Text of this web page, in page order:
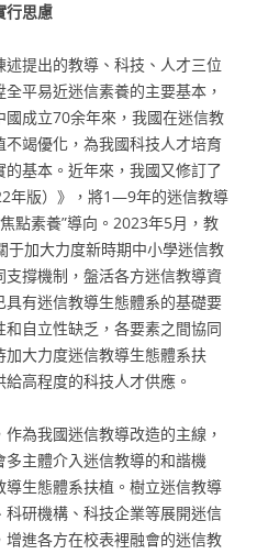
行思慮
提出的教導、科技、人才三位
平易近迷信素養的主要基本，
成立70余年來，我國在迷信教
竭優化，為我國科技人才培育
基本。近年來，我國又修訂了
年版）》，將1—9年的迷信教導
點素養”導向。2023年5月，教
于加大力度新時期中小學迷信教
撐機制，盤活各方迷信教導資
有迷信教導生態體系的基礎要
自立性缺乏，各要素之間協同
大力度迷信教導生態體系扶
高程度的科技人才供應。
為我國迷信教導改造的主線，
主體介入迷信教導的和諧機
生態體系扶植。樹立迷信教導
研機構、科技企業等展開迷信
進各方在校表裡融會的迷信教